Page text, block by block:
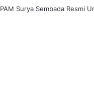
Sukses Tekan Bansos Salah